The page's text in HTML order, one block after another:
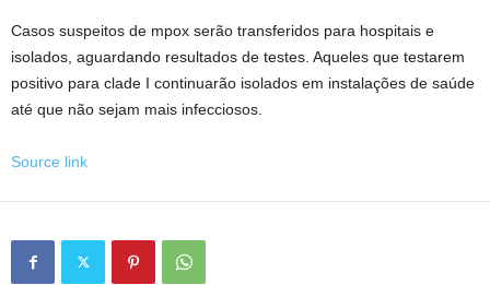
Casos suspeitos de mpox serão transferidos para hospitais e
isolados, aguardando resultados de testes. Aqueles que testarem
positivo para clade I continuarão isolados em instalações de saúde
até que não sejam mais infecciosos.
Source link